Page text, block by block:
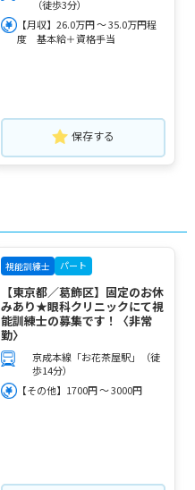
（徒歩3分）
【月収】26.0万円 ～ 35.0万円程
度 基本給＋資格手当
保存する
視能訓練士 パート
【東京都／葛飾区】固定のお休
みあり★眼科クリニックにて視
能訓練士の募集です！〈非常
勤〉
京成本線「お花茶屋駅」（徒
歩14分）
【その他】1700円 ～ 3000円